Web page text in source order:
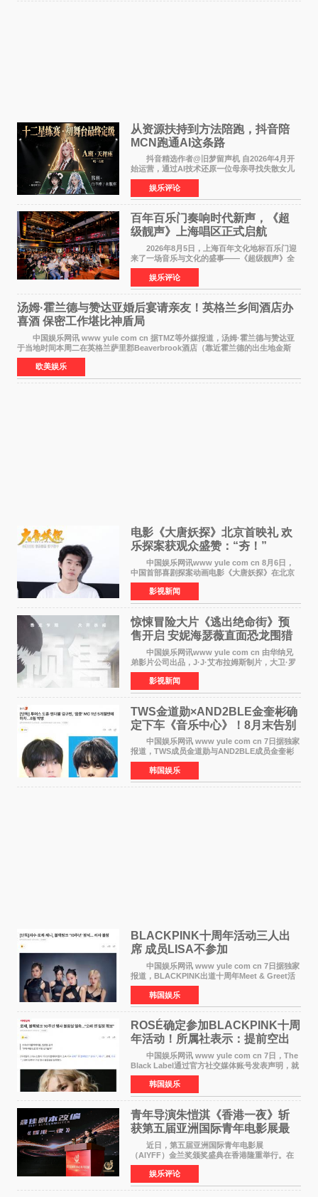
从资源扶持到方法陪跑，抖音陪
MCN跑通AI这条路
抖音精选作者@旧梦留声机 自2026年4月开
始运营，通过AI技术还原一位母亲寻找失散女儿
的故事，凭借强情感表达获得大量用户关注，发
布仅21小时便获得超1亿曝光、超1000万互动。
此后，账号持续沿
娱乐评论
百年百乐门奏响时代新声，《超
级靓声》上海唱区正式启航
2026年8月5日，上海百年文化地标百乐门迎
来了一场音乐与文化的盛事——《超级靓声》全
国励志音乐公益节目上海唱区新闻发布会暨启动
仪式在此隆重举行。各界领导、嘉宾与媒体朋友
齐聚一堂，共同
娱乐评论
汤姆·霍兰德与赞达亚婚后宴请亲友！英格兰乡间酒店办
喜酒 保密工作堪比神盾局
中国娱乐网讯 www yule com cn 据TMZ等外媒报道，汤姆·霍兰德与赞达亚
于当地时间本周二在英格兰萨里郡Beaverbrook酒店（靠近霍兰德的出生地金斯
顿）举办婚宴，邀请家人与朋友们喝喜酒，庆祝
欧美娱乐
电影《大唐妖探》北京首映礼 欢
乐探案获观众盛赞：“夯！”
中国娱乐网讯www yule com cn 8月6日，
中国首部喜剧探案动画电影《大唐妖探》在北京
举办电影首映礼。导演程腾、联合导演黄珉、总
制片人曹紫建、制片人李莹莹，配音导演张喆，
对白指导程寅，领
影视新闻
惊悚冒险大片《逃出绝命街》预
售开启 安妮海瑟薇直面恐龙围猎
中国娱乐网讯www yule com cn 由华纳兄
弟影片公司出品，J·J·艾布拉姆斯制片，大卫·罗
伯特·米切尔执导，好莱坞巨星安妮·海瑟薇和伊万
·麦克格雷格领衔主演的2026暑期惊悚冒险大片
《逃出绝
影视新闻
TWS金道勋×AND2BLE金奎彬确
定下车《音乐中心》！8月末告别
MC席位
中国娱乐网讯 www yule com cn 7日据独家
报道，TWS成员金道勋与AND2BLE成员金奎彬
将于8月离开《音乐中心》MC的位置。 金道
勋与金奎彬于去年3月与H2H A-NA一起被选为
《音乐中心》MC，约1
韩国娱乐
BLACKPINK十周年活动三人出
席 成员LISA不参加
中国娱乐网讯 www yule com cn 7日据独家
报道，BLACKPINK出道十周年Meet & Greet活
动将由智秀、ROS&Eacute;、JENNIE出席，
LISA将缺席。 此前BLACKPINK所属社YG并
未为组合出道十周年做
韩国娱乐
ROSÉ确定参加BLACKPINK十周
年活动！所属社表示：提前空出
了时间
中国娱乐网讯 www yule com cn 7日，The
Black Label通过官方社交媒体账号发表声明，就
近期网络上关于ROS&Eacute;个人行程及是否参
加BLACKPINK出道纪念活动的种种猜测作出正
式回应。 Th
韩国娱乐
青年导演朱愷淇《香港一夜》斩
获第五届亚洲国际青年电影展最
佳剧本改编奖
近日，第五届亚洲国际青年电影展
（AIYFF）金兰奖颁奖盛典在香港隆重举行。在
这场汇聚数百位海内外电影人、文化界人士及媒
体代表的亚洲青年影视盛会上，香港本土电影
《香港一夜》（Dawn in Ho
娱乐评论